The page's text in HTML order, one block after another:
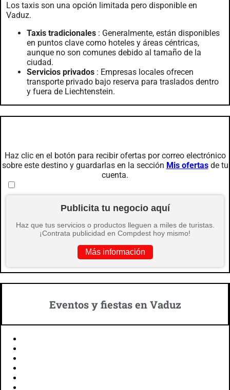
Los taxis son una opción limitada pero disponible en
Vaduz.
Taxis tradicionales : Generalmente, están disponibles
en puntos clave como hoteles y áreas céntricas,
aunque no son comunes debido al tamaño de la
ciudad.
Servicios privados : Empresas locales ofrecen
transporte privado bajo reserva para traslados dentro
y fuera de Liechtenstein.
Haz clic en el botón para recibir ofertas por correo electrónico
sobre este destino y guardarlas en la sección Mis ofertasde tu
cuenta.
Publicita tu negocio aquí
Haz que tus servicios o productos lleguen a miles de turistas.
¡Contrata publicidad en Compdest hoy mismo!
Más información
Eventos y fiestas en Vaduz